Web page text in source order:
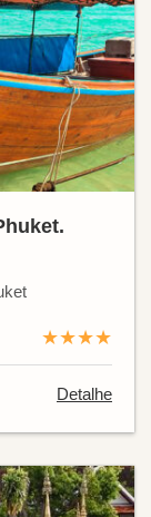
★★★★
Detalhe